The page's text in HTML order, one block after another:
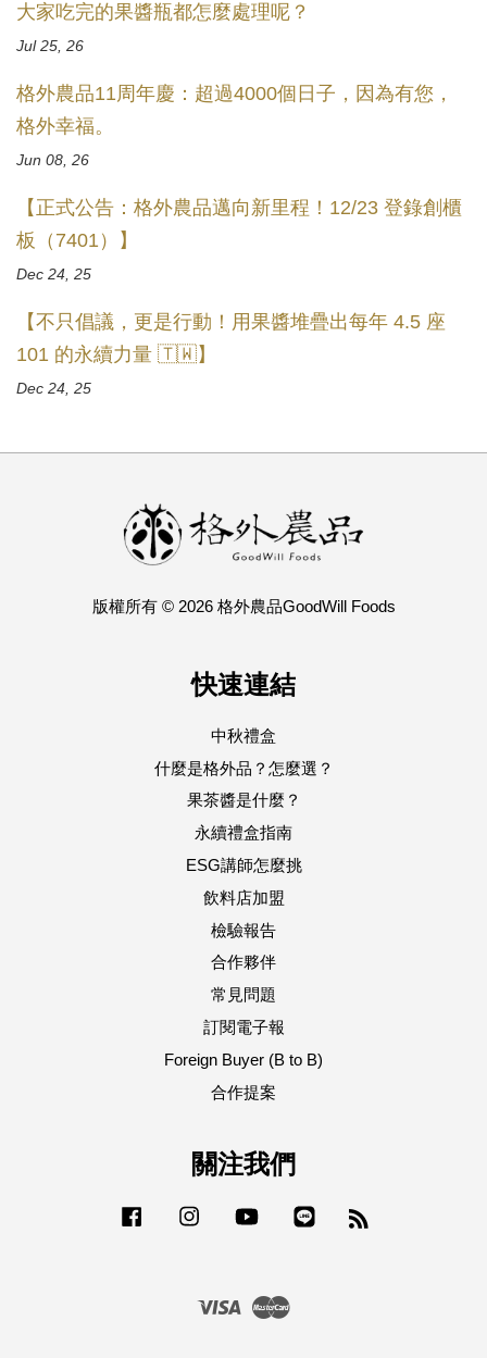
大家吃完的果醬瓶都怎麼處理呢？
Jul 25, 26
格外農品11周年慶：超過4000個日子，因為有您，
格外幸福。
Jun 08, 26
【正式公告：格外農品邁向新里程！12/23 登錄創櫃
板（7401）】
Dec 24, 25
【不只倡議，更是行動！用果醬堆疊出每年 4.5 座
101 的永續力量 🇹🇼】
Dec 24, 25
版權所有 © 2026 格外農品GoodWill Foods
快速連結
中秋禮盒
什麼是格外品？怎麼選？
果茶醬是什麼？
永續禮盒指南
ESG講師怎麼挑
飲料店加盟
檢驗報告
合作夥伴
常見問題
訂閱電子報
Foreign Buyer (B to B)
合作提案
關注我們
Facebook Instagram YouTube
Visa